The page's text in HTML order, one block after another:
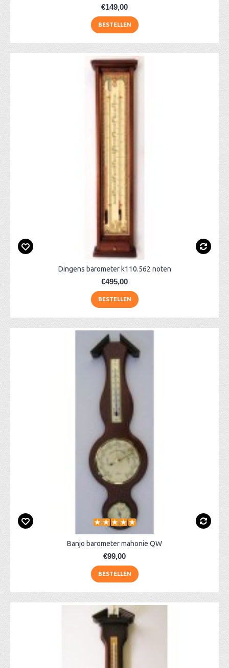
€149,00
BESTELLEN
Dingens barometer k110.562 noten
€495,00
BESTELLEN
Banjo barometer mahonie QW
€99,00
BESTELLEN